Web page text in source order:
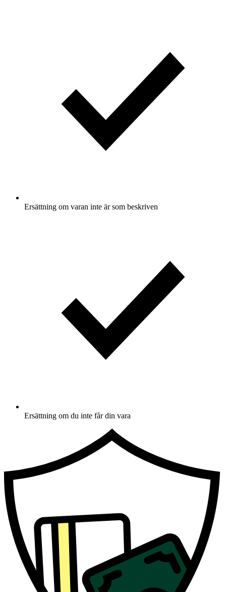
Ersättning om varan inte är som beskriven
Ersättning om du inte får din vara